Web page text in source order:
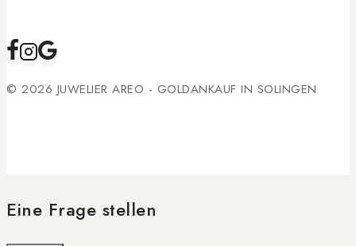
© 2026 JUWELIER AREO - GOLDANKAUF IN SOLINGEN
Eine Frage stellen